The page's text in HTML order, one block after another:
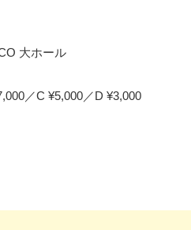
大ホール
／C ¥5,000／D ¥3,000